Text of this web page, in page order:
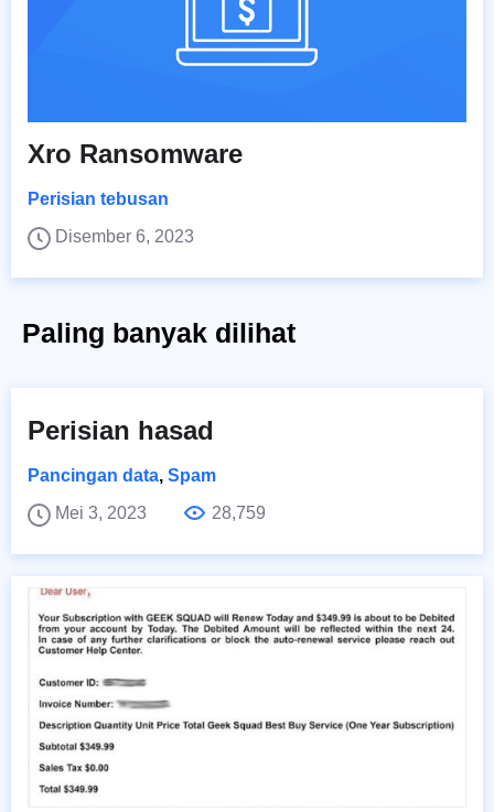
Xro Ransomware
Perisian tebusan
Disember 6, 2023
Paling banyak dilihat
Perisian hasad
Pancingan data, Spam
Mei 3, 2023
28,759